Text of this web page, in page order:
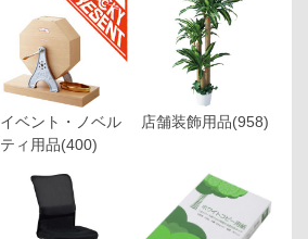
イベント・ノベル
ティ用品(400)
店舗装飾用品(958)